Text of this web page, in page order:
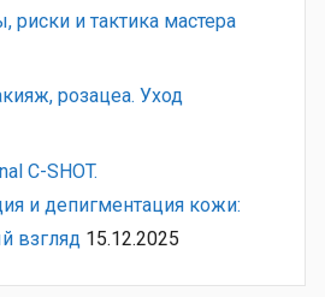
риски и тактика мастера
розацеа. Уход
C-SHOT.
и депигментация кожи:
взгляд 15.12.2025